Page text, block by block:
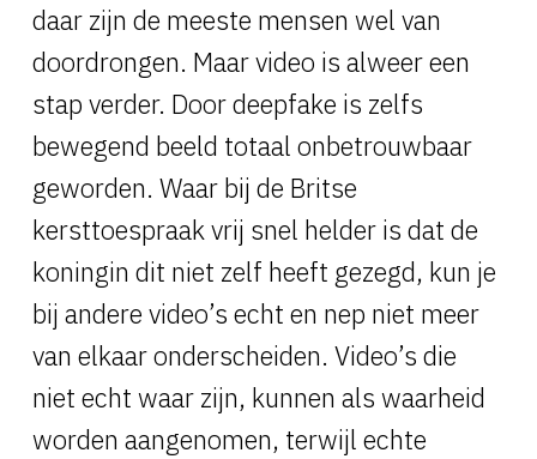
daar zijn de meeste mensen wel van
doordrongen. Maar video is alweer een
stap verder. Door deepfake is zelfs
bewegend beeld totaal onbetrouwbaar
geworden. Waar bij de Britse
kersttoespraak vrij snel helder is dat de
koningin dit niet zelf heeft gezegd, kun je
bij andere video’s echt en nep niet meer
van elkaar onderscheiden. Video’s die
niet echt waar zijn, kunnen als waarheid
worden aangenomen, terwijl echte